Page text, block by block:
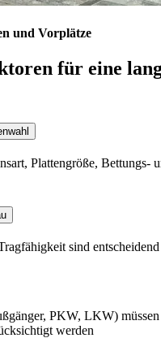
und Vorplätze
für eine
Plattengröße, Bettungs-
sind
PKW, LKW)
werden